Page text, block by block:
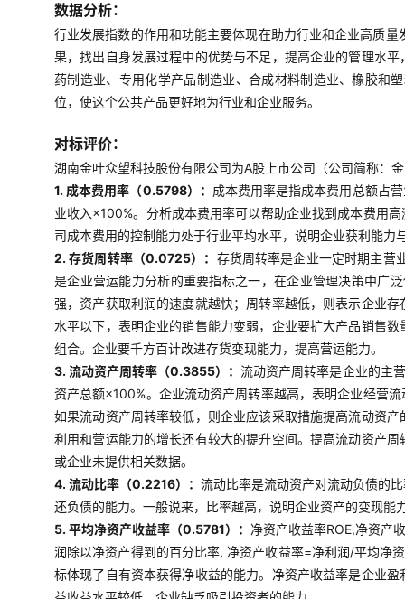
数据分析：
行业发展指数的作用和功能主要体现在助力行业和企业高质
果，找出自身发展过程中的优势与不足，提高企业的管理水
药制造业、专用化学产品制造业、合成材料制造业、橡胶和
位，使这个公共产品更好地为行业和企业服务。
对标评价：
湖南金叶众望科技股份有限公司为A股上市公司（公司简称
1. 成本费用率（0.5798）： 成本费用率是指成本费用总额占
业收入×100%。分析成本费用率可以帮助企业找到成本费用
司成本费用的控制能力处于行业平均水平，说明企业获利能力
2. 存货周转率（0.0725）： 存货周转率是企业一定时期主营
是企业营运能力分析的重要指标之一，在企业管理决策中广
强，资产获取利润的速度就越快；周转率越低，则表示企业
水平以下，表明企业的销售能力变弱，企业要扩大产品销售
组合。企业要千方百计改进存货变现能力，提高营运能力。
3. 流动资产周转率（0.3855）：流动资产周转率是企业的主
资产总额×100%。企业流动资产周转率越高，表明企业经营
如果流动资产周转率较低，则企业应该采取措施提高流动资
利用和营运能力的增长还有较大的提升空间。提高流动资产
或企业未提供相关数据。
4. 流动比率（0.2216）：流动比率是流动资产对流动负债的
还负债的能力。一般说来，比率越高，说明企业资产的变现
5. 平均净资产收益率（0.5781）： 净资产收益率ROE,净资产
润除以净资产得到的百分比率, 净资产收益率=净利润/平均净
标体现了自有资本获得净收益的能力。净资产收益率是企业